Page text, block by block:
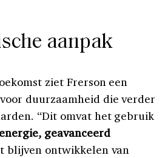
aanpak
ziet Frerson een
duurzaamheid die verder
“Dit omvat het gebruik
geavanceerd
blijven ontwikkelen van